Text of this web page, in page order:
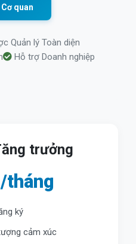
Cơ quan
Quản lý Toàn diện
Hỗ trợ Doanh nghiệp
trưởng
/tháng
ký
cảm xúc